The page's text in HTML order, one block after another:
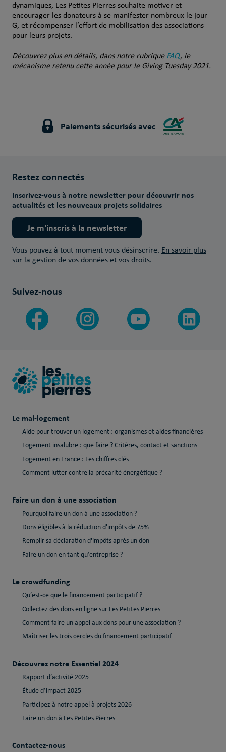
dynamiques, Les Petites Pierres souhaite motiver et
encourager les donateurs à se manifester nombreux le jour-
G, et récompenser l’effort de mobilisation des associations
pour leurs projets.
Découvrez plus en détails, dans notre rubrique FAQ, le
mécanisme retenu cette année pour le Giving Tuesday 2021.
Paiements sécurisés avec
Restez connectés
Inscrivez-vous à notre newsletter pour découvrir nos
actualités et les nouveaux projets solidaires
Je m'inscris à la newsletter
Vous pouvez à tout moment vous désinscrire. En savoir plus
sur la gestion de vos données et vos droits.
Suivez-nous
Le mal-logement
Aide pour trouver un logement : organismes et aides financières
Logement insalubre : que faire ? Critères, contact et sanctions
Logement en France : Les chiffres clés
Comment lutter contre la précarité énergétique ?
Faire un don à une association
Pourquoi faire un don à une association ?
Dons éligibles à la réduction d'impôts de 75%
Remplir sa déclaration d'impôts après un don
Faire un don en tant qu’entreprise ?
Le crowdfunding
Qu’est-ce que le financement participatif ?
Collectez des dons en ligne sur Les Petites Pierres
Comment faire un appel aux dons pour une association ?
Maîtriser les trois cercles du financement participatif
Découvrez notre Essentiel 2024
Rapport d’activité 2025
Étude d’impact 2025
Participez à notre appel à projets 2026
Faire un don à Les Petites Pierres
Contactez-nous